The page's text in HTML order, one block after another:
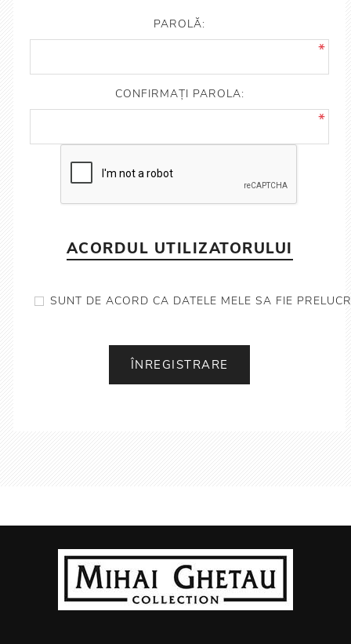
PAROLĂ:
*
CONFIRMAȚI PAROLA:
*
ACORDUL UTILIZATORULUI
SUNT DE ACORD CA DATELE MELE SA FIE